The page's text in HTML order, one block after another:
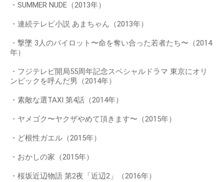
・SUMMER NUDE（2013年）
・連続テレビ小説 あまちゃん（2013年）
・撃墜 3人のパイロット〜命を奪い合った若者たち〜（2014
年）
・フジテレビ開局55周年記念スペシャルドラマ 東京にオリ
ンピックを呼んだ男（2014年）
・素敵な選TAXI 第4話（2014年）
・ヤメゴク〜ヤクザやめて頂きます〜（2015年）
・ど根性ガエル（2015年）
・おかしの家（2015年）
・桜坂近辺物語 第2夜「近辺2」（2016年）